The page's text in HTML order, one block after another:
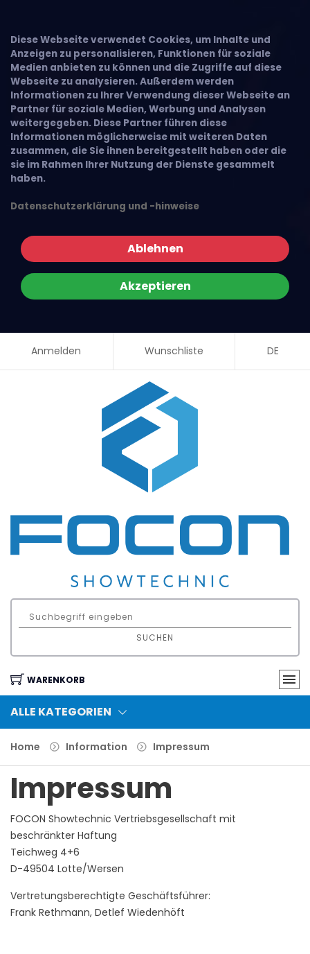
Diese Webseite verwendet Cookies, um Inhalte und
Anzeigen zu personalisieren, Funktionen für soziale
Medien anbieten zu können und die Zugriffe auf diese
Webseite zu analysieren. Außerdem werden
Informationen zu Ihrer Verwendung dieser Webseite an
Partner für soziale Medien, Werbung und Analysen
weitergegeben. Diese Partner führen diese
Informationen möglicherweise mit weiteren Daten
zusammen, die Sie ihnen bereitgestellt haben oder die
sie im Rahmen Ihrer Nutzung der Dienste gesammelt
haben.
Datenschutzerklärung und -hinweise
Ablehnen
Akzeptieren
Anmelden Wunschliste DE
SUCHEN
WARENKORB
ALLE KATEGORIEN
Home Information Impressum
Impressum
FOCON Showtechnic Vertriebsgesellschaft mit
beschränkter Haftung
Teichweg 4+6
D-49504 Lotte/Wersen
Vertretungsberechtigte Geschäftsführer:
Frank Rethmann, Detlef Wiedenhöft